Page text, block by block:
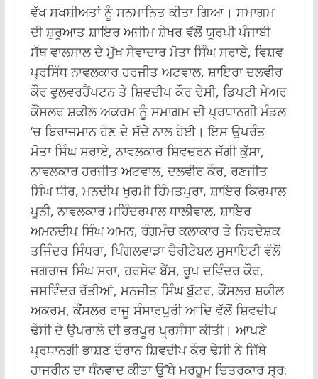
ਵੱਖ ਸਖਸ਼ੀਅਤਾਂ ਨੂੰ ਸਨਮਾਨਿਤ ਕੀਤਾ ਗਿਆ। ਸਮਾਗਮ
ਦੀ ਸ਼ੁਰੂਆਤ ਸ਼ਾਇਰ ਅਜੀਮ ਸ਼ੇਖਰ ਵੱਲੋਂ ਯੂਰਪੀ ਪੰਜਾਬੀ
ਸੱਥ ਵਾਲਸਾਲ ਦੇ ਮੁੱਖ ਸੇਵਾਦਾਰ ਮੋਤਾ ਸਿੰਘ ਸਰਾਏ, ਵਿਸ਼ਵ
ਪ੍ਰਸਿੱਧ ਨਾਵਲਕਾਰ ਹਰਜੀਤ ਅਟਵਾਲ, ਸ਼ਾਇਰਾ ਦਲਵੀਰ
ਕੌਰ ਵੁਲਵਰਹੈਂਪਟਨ ਤੇ ਸ਼ਿਵਦੀਪ ਕੌਰ ਢੇਸੀ, ਡਿਪਟੀ ਮੇਅਰ
ਕੌਂਸਲਰ ਸ਼ਕੀਲ ਅਕਰਮ ਨੂੰ ਸਮਾਗਮ ਦੀ ਪ੍ਰਧਾਨਗੀ ਮੰਡਲ
‘ਚ ਬਿਰਾਜਮਾਨ ਹੋਣ ਦੇ ਸੱਦੇ ਨਾਲ ਹੋਈ। ਇਸ ਉਪਰੰਤ
ਮੋਤਾ ਸਿੰਘ ਸਰਾਏ, ਨਾਵਲਕਾਰ ਸ਼ਿਵਚਰਨ ਜੱਗੀ ਕੁੱਸਾ,
ਨਾਵਲਕਾਰ ਹਰਜੀਤ ਅਟਵਾਲ, ਦਲਵੀਰ ਕੌਰ, ਰਣਜੀਤ
ਸਿੰਘ ਧੀਰ, ਮਨਦੀਪ ਖੁਰਮੀ ਹਿੰਮਤਪੁਰਾ, ਸ਼ਾਇਰ ਕਿਰਪਾਲ
ਪੂਨੀ, ਨਾਵਲਕਾਰ ਮਹਿੰਦਰਪਾਲ ਧਾਲੀਵਾਲ, ਸ਼ਾਇਰ
ਅਮਨਦੀਪ ਸਿੰਘ ਅਮਨ, ਰੰਗਮੰਚ ਕਲਾਕਾਰ ਤੇ ਨਿਰਦੇਸ਼ਕ
ਤਜਿੰਦਰ ਸਿੰਧਰਾ, ਪਿੰਗਲਵਾੜਾ ਚੈਰੀਟੇਬਲ ਸੁਸਾਇਟੀ ਵੱਲੋਂ
ਜਗਰਾਜ ਸਿੰਘ ਸਰਾ, ਹਰਸੇਵ ਬੈਂਸ, ਰੂਪ ਦਵਿੰਦਰ ਕੌਰ,
ਜਸਵਿੰਦਰ ਰੱਤੀਆਂ, ਮਨਜੀਤ ਸਿੰਘ ਬੁੱਟਰ, ਕੌਂਸਲਰ ਸ਼ਕੀਲ
ਅਕਰਮ, ਕੌਂਸਲਰ ਰਾਜੂ ਸੰਸਾਰਪੁਰੀ ਆਦਿ ਵੱਲੋਂ ਸ਼ਿਵਦੀਪ
ਢੇਸੀ ਦੇ ਉਪਰਾਲੇ ਦੀ ਭਰਪੂਰ ਪ੍ਰਸੰਸਾ ਕੀਤੀ। ਆਪਣੇ
ਪ੍ਰਧਾਨਗੀ ਭਾਸ਼ਣ ਦੌਰਾਨ ਸ਼ਿਵਦੀਪ ਕੌਰ ਢੇਸੀ ਨੇ ਜਿੱਥੇ
ਹਾਜਰੀਨ ਦਾ ਧੰਨਵਾਦ ਕੀਤਾ ਉੱਥੇ ਮਰਹੂਮ ਚਿਤਰਕਾਰ ਸ੍ਰ: